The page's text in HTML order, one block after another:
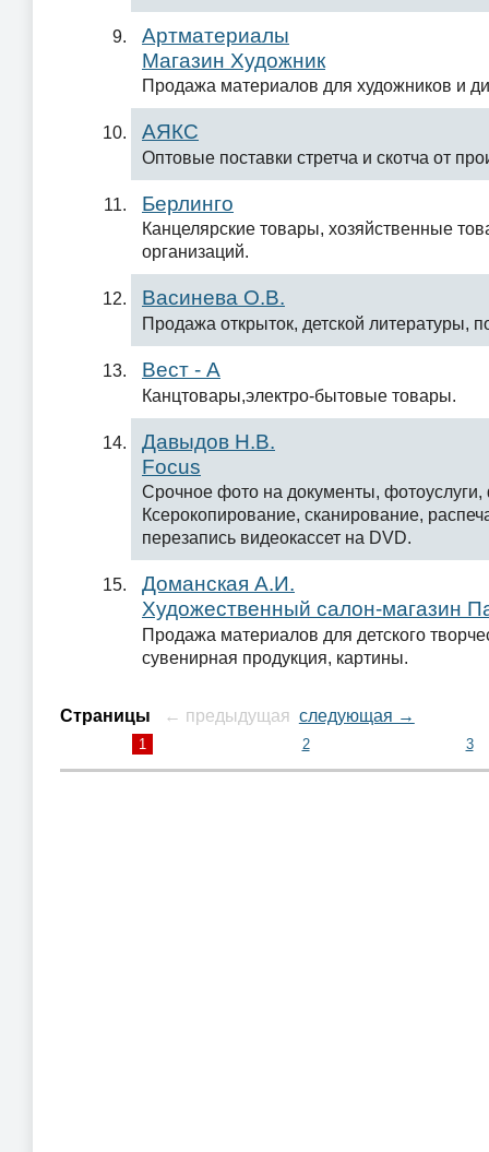
Артматериалы
Магазин Художник
Продажа материалов для художников и
АЯКС
Оптовые поставки стретча и скотча от
Берлинго
Канцелярские товары, хозяйственные
организаций.
Васинева О.В.
Продажа открыток, детской литературы,
Вест - А
Канцтовары,электро-бытовые товары.
Давыдов Н.В.
Focus
Срочное фото на документы, фотоуслуги,
Ксерокопирование, сканирование,
перезапись видеокаcсет на DVD.
Доманская А.И.
Художественный салон-магазин
Продажа материалов для детского
сувенирная продукция, картины.
Страницы ← предыдущая следующая →
1 2 3